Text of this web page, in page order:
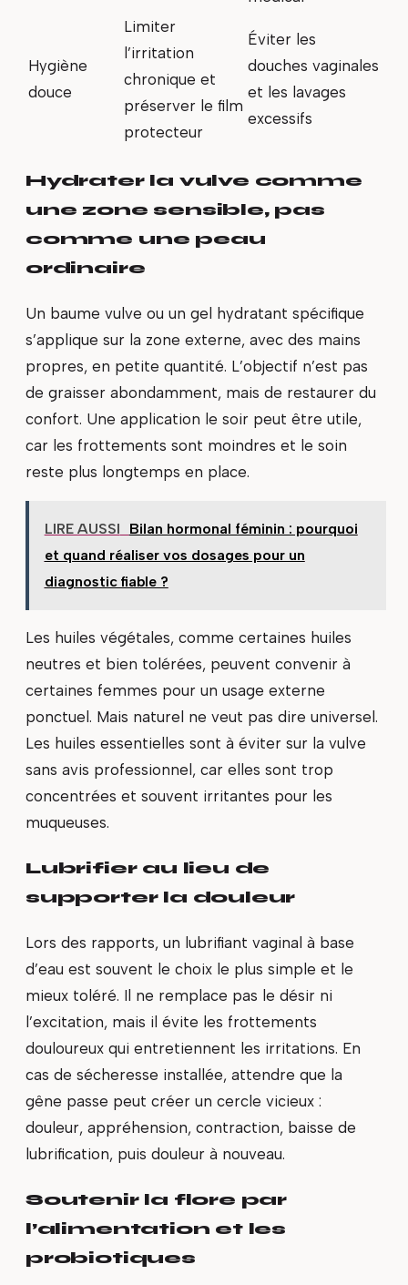
Hygiène
douce
Limiter
l’irritation
chronique et
préserver le film
protecteur
Éviter les
douches vaginales
et les lavages
excessifs
Hydrater la vulve comme
une zone sensible, pas
comme une peau
ordinaire
Un baume vulve ou un gel hydratant spécifique
s’applique sur la zone externe, avec des mains
propres, en petite quantité. L’objectif n’est pas
de graisser abondamment, mais de restaurer du
confort. Une application le soir peut être utile,
car les frottements sont moindres et le soin
reste plus longtemps en place.
LIRE AUSSI
Bilan hormonal féminin : pourquoi
et quand réaliser vos dosages pour un
diagnostic fiable ?
Les huiles végétales, comme certaines huiles
neutres et bien tolérées, peuvent convenir à
certaines femmes pour un usage externe
ponctuel. Mais naturel ne veut pas dire universel.
Les huiles essentielles sont à éviter sur la vulve
sans avis professionnel, car elles sont trop
concentrées et souvent irritantes pour les
muqueuses.
Lubrifier au lieu de
supporter la douleur
Lors des rapports, un lubrifiant vaginal à base
d’eau est souvent le choix le plus simple et le
mieux toléré. Il ne remplace pas le désir ni
l’excitation, mais il évite les frottements
douloureux qui entretiennent les irritations. En
cas de sécheresse installée, attendre que la
gêne passe peut créer un cercle vicieux :
douleur, appréhension, contraction, baisse de
lubrification, puis douleur à nouveau.
Soutenir la flore par
l’alimentation et les
probiotiques